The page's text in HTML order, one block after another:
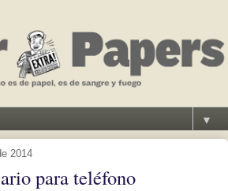
▼
2014
para teléfono